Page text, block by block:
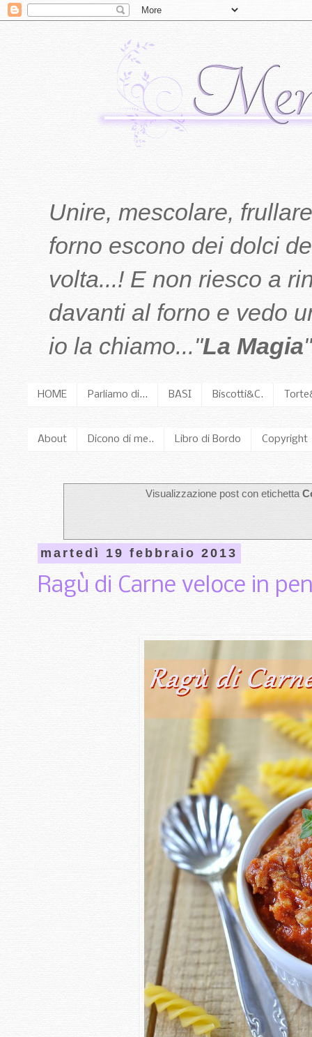
Unire, mescolare,
forno escono dei dolci
volta...! E non riesco a
davanti al forno e vedo
io la chiamo..."La Magia
HOME Parliamo di... BASI Biscotti&C.
About Dicono di me.. Libro di Bordo Copyright
Visualizzazione post con etichetta
martedì 19 febbraio 2013
Ragù di Carne veloce in